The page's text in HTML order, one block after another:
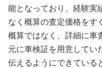
能となっており、経験実
なく概算の査定価格をす
概算ではなく、詳細に車
元に車検証を用意してい
伝えるようにできている